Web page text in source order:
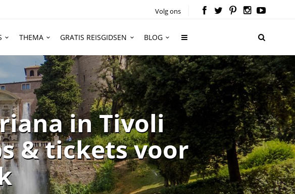
Volg ons
THEMA GRATIS REISGIDSEN BLOG
in Tivoli
& tickets voor